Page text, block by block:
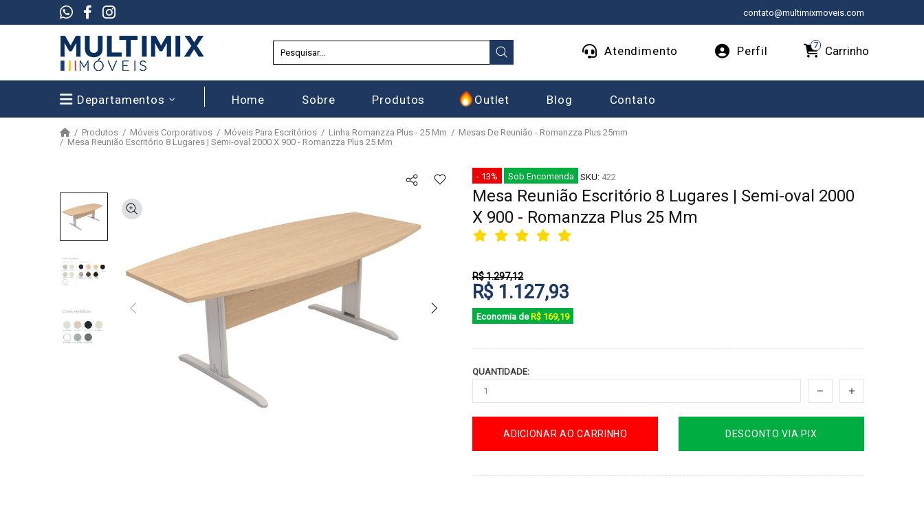
contato@multimixmoveis.com
Atendimento Perfil Carrinho
7
Departamentos Home Sobre Produtos Outlet Blog Contato
Produtos Móveis Corporativos Móveis Para Escritórios Linha Romanzza Plus - 25 Mm
Mesas De Reunião - Romanzza Plus 25mm
Mesa Reunião Escritório 8 Lugares | Semi-oval 2000 X 900 - Romanzza Plus 25 Mm
- 13% Sob Encomenda SKU: 422
Mesa Reunião Escritório 8 Lugares | Semi-oval 2000
X 900 - Romanzza Plus 25 Mm
R$ 1.297,12
R$ 1.127,93
Economia de R$ 169,19
QUANTIDADE:
ADICIONAR AO CARRINHO DESCONTO VIA PIX